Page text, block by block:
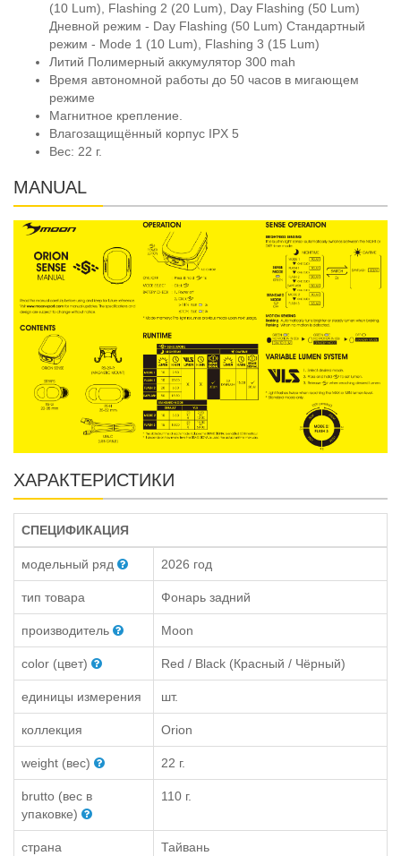
(10 Lum), Flashing 2 (20 Lum), Day Flashing (50 Lum)
Дневной режим - Day Flashing (50 Lum) Стандартный
режим - Mode 1 (10 Lum), Flashing 3 (15 Lum)
Литий Полимерный аккумулятор 300 mah
Время автономной работы до 50 часов в мигающем
режиме
Магнитное крепление.
Влагозащищённый корпус IPX 5
Вес: 22 г.
MANUAL
ХАРАКТЕРИСТИКИ
СПЕЦИФИКАЦИЯ
модельный ряд 2026 год
тип товара Фонарь задний
производитель Moon
color (цвет) Red / Black (Красный / Чёрный)
единицы измерения шт.
коллекция Orion
weight (вес) 22 г.
brutto (вес в
упаковке)
110 г.
страна Тайвань